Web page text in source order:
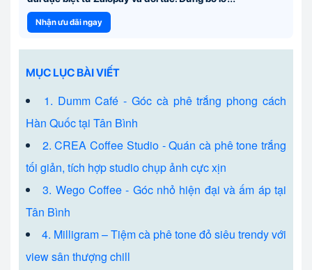
Nhận ưu đãi ngay
MỤC LỤC BÀI VIẾT
1. Dumm Café - Góc cà phê trắng phong cách
Hàn Quốc tại Tân Bình
2. CREA Coffee Studio - Quán cà phê tone trắng
tối giản, tích hợp studio chụp ảnh cực xịn
3. Wego Coffee - Góc nhỏ hiện đại và ấm áp tại
Tân Bình
4. Milligram – Tiệm cà phê tone đỏ siêu trendy với
view sân thượng chill